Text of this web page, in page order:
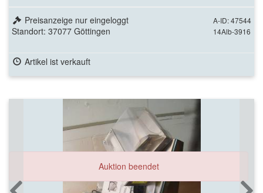
A-ID: 47544
14Alb-3916
Preisanzeige nur eingeloggt
Standort: 37077 Göttingen
Artikel ist verkauft
Auktion beendet